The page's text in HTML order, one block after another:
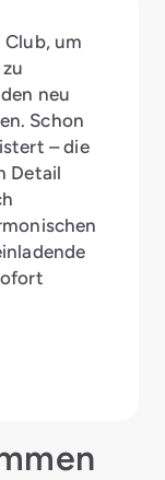
um
neu
Schon
– die
Detail